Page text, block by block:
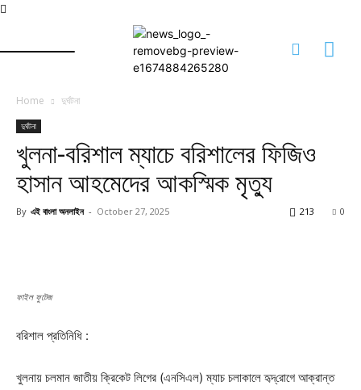
Home দুর্ঘটনা
দুর্ঘটনা
খুলনা-বরিশাল ম্যাচে বরিশালের ফিজিও
হাসান আহমেদের আকস্মিক মৃত্যু
By এই বাংলা অনলাইন - October 27, 2025 0
213
ফাইল ফুটেজ
বরিশাল প্রতিনিধি :
খুলনায় চলমান জাতীয় ক্রিকেট লিগের (এনসিএল) ম্যাচ চলাকালে হৃদ্‌রোগে আক্রান্ত